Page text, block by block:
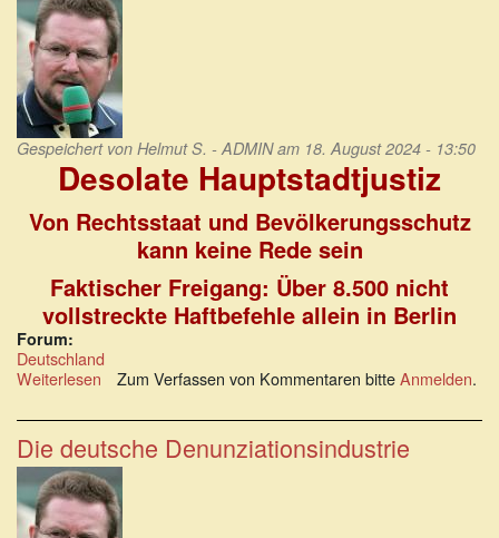
Gespeichert von Helmut S. - ADMINam 18. August 2024 - 13:50
Desolate Hauptstadtjustiz
Von Rechtsstaat und Bevölkerungsschutz
kann keine Rede sein
Faktischer Freigang: Über 8.500 nicht
vollstreckte Haftbefehle allein in Berlin
Forum:
Deutschland
Weiterlesen über
Hauptstadtjustiz
Zum Verfassen von Kommentaren bitteAnmelden.
Die deutsche Denunziationsindustrie